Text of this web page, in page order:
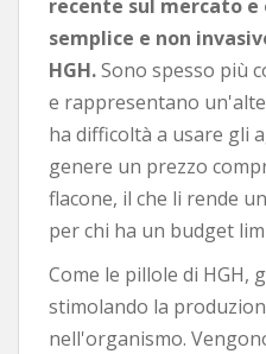
recente sul mercato
semplice e non
HGH.Sono spesso più
e rappresentano
ha difficoltà a usare gli
genere un prezzo
flacone, il che li rende
per chi ha un budget
Come le pillole di HGH,
stimolando la
nell'organismo.